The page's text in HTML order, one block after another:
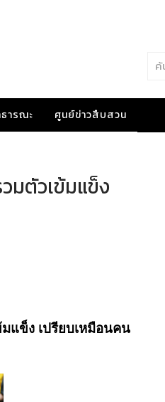
ารณะ ศูนย์ข่าวสืบสวน
มตัวเข้มแข็ง
แข็ง เปรียบเหมือนคน